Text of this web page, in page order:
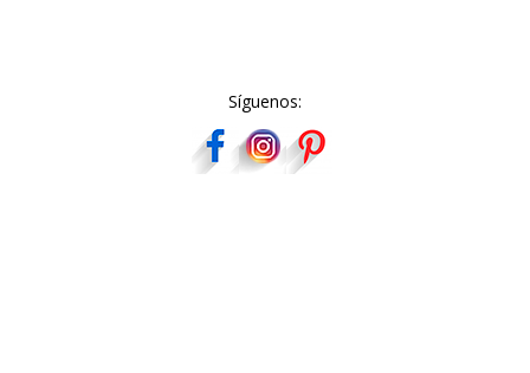
Síguenos: